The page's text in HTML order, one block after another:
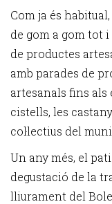
Com ja és
de gom a gom tot
de productes
amb parades de
artesanals fins als
cistells, les
col·lectius del
Un any més, el
degustació de la
lliurament del